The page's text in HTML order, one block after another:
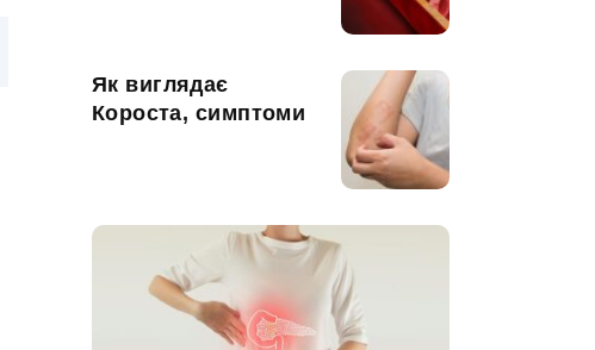
Як виглядає
Короста, симптоми